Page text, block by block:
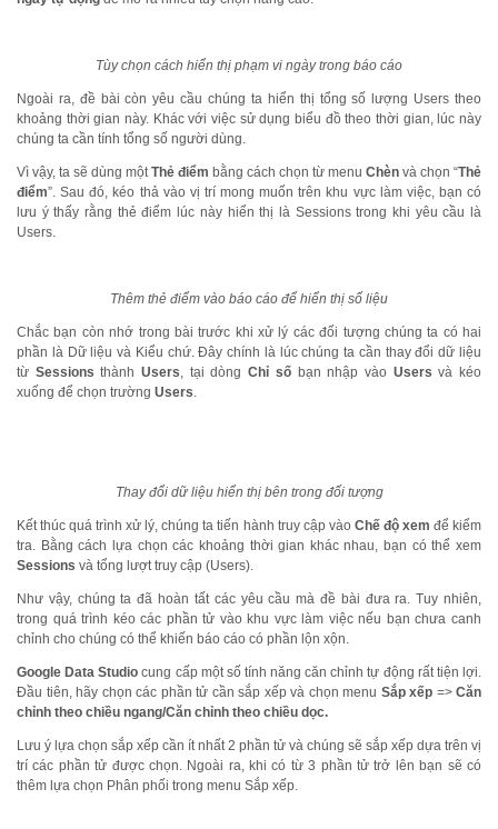
Tùy chọn cách hiển thị phạm vi ngày trong báo cáo
Ngoài ra, đề bài còn yêu cầu chúng ta hiển thị tổng số lượng Users theo
khoảng thời gian này. Khác với việc sử dụng biểu đồ theo thời gian, lúc này
chúng ta cần tính tổng số người dùng.
Vì vậy, ta sẽ dùng mộtThẻ điểm bằng cách chọn từ menu Chèn và chọn “Thẻ
điểm”. Sau đó, kéo thả vào vị trí mong muốn trên khu vực làm việc, bạn có
lưu ý thấy rằng thẻ điểm lúc này hiển thị là Sessions trong khi yêu cầu là
Users.
Thêm thẻ điểm vào báo cáo để hiển thị số liệu
Chắc bạn còn nhớ trong bài trước khi xử lý các đối tượng chúng ta có hai
phần là Dữ liệu và Kiểu chứ. Đây chính là lúc chúng ta cần thay đổi dữ liệu
từ Sessions thànhUsers, tại dòngChỉ sốbạn nhập vào Users và kéo
xuống để chọn trường Users.
Thay đổi dữ liệu hiển thị bên trong đối tượng
Kết thúc quá trình xử lý, chúng ta tiến hành truy cập vào Chế độ xem để kiểm
tra. Bằng cách lựa chọn các khoảng thời gian khác nhau, bạn có thể xem
Sessions và tổng lượt truy cập (Users).
Như vậy, chúng ta đã hoàn tất các yêu cầu mà đề bài đưa ra. Tuy nhiên,
trong quá trình kéo các phần tử vào khu vực làm việc nếu bạn chưa canh
chỉnh cho chúng có thể khiến báo cáo có phần lộn xộn.
Google Data Studio cung cấp một số tính năng căn chỉnh tự động rất tiện lợi.
Đầu tiên, hãy chọn các phần tử cần sắp xếp và chọn menu Sắp xếp => Căn
chỉnh theo chiều ngang/Căn chỉnh theo chiều dọc.
Lưu ý lựa chọn sắp xếp cần ít nhất 2 phần tử và chúng sẽ sắp xếp dựa trên vị
trí các phần tử được chọn. Ngoài ra, khi có từ 3 phần tử trở lên bạn sẽ có
thêm lựa chọn Phân phối trong menu Sắp xếp.